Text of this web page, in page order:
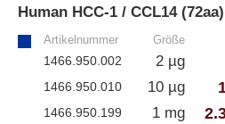
Human HCC-1 / CCL14 (72aa)
Artikelnummer Größe
1466.950.002 2 µg
1466.950.010 10 µg
1466.950.199 1 mg